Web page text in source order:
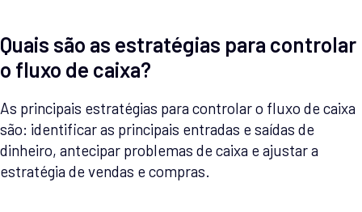
Quais são as estratégias para controlar
o fluxo de caixa?
As principais estratégias para controlar o fluxo de caixa
são: identificar as principais entradas e saídas de
dinheiro, antecipar problemas de caixa e ajustar a
estratégia de vendas e compras.